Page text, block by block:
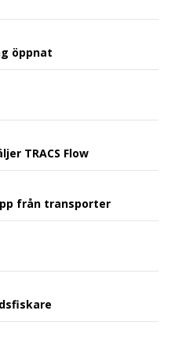
öppnat
TRACS Flow
från transporter